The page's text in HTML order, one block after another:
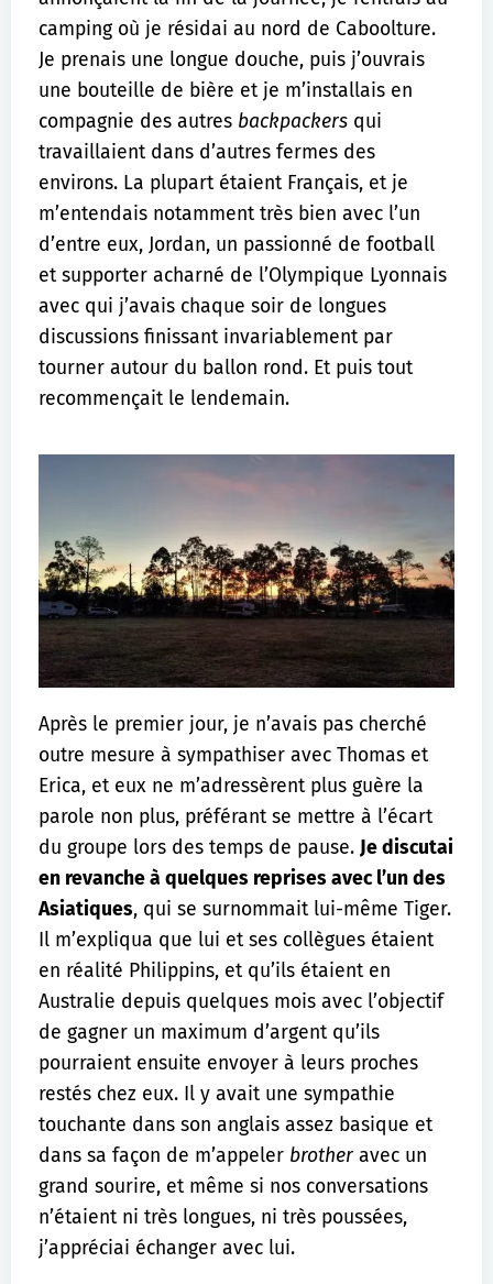
camping où je résidai au nord de Caboolture.
Je prenais une longue douche, puis j’ouvrais
une bouteille de bière et je m’installais en
compagnie des autres backpackers qui
travaillaient dans d’autres fermes des
environs. La plupart étaient Français, et je
m’entendais notamment très bien avec l’un
d’entre eux, Jordan, un passionné de football
et supporter acharné de l’Olympique Lyonnais
avec qui j’avais chaque soir de longues
discussions finissant invariablement par
tourner autour du ballon rond. Et puis tout
recommençait le lendemain.
Après le premier jour, je n’avais pas cherché
outre mesure à sympathiser avec Thomas et
Erica, et eux ne m’adressèrent plus guère la
parole non plus, préférant se mettre à l’écart
du groupe lors des temps de pause. Je discutai
en revanche à quelques reprises avec l’un des
Asiatiques, qui se surnommait lui-même Tiger.
Il m’expliqua que lui et ses collègues étaient
en réalité Philippins, et qu’ils étaient en
Australie depuis quelques mois avec l’objectif
de gagner un maximum d’argent qu’ils
pourraient ensuite envoyer à leurs proches
restés chez eux. Il y avait une sympathie
touchante dans son anglais assez basique et
dans sa façon de m’appeler brother avec un
grand sourire, et même si nos conversations
n’étaient ni très longues, ni très poussées,
j’appréciai échanger avec lui.